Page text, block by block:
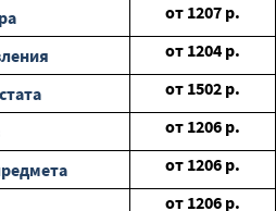
от 1207 р.
от 1204 р.
от 1502 р.
от 1206 р.
от 1206 р.
от 1206 р.